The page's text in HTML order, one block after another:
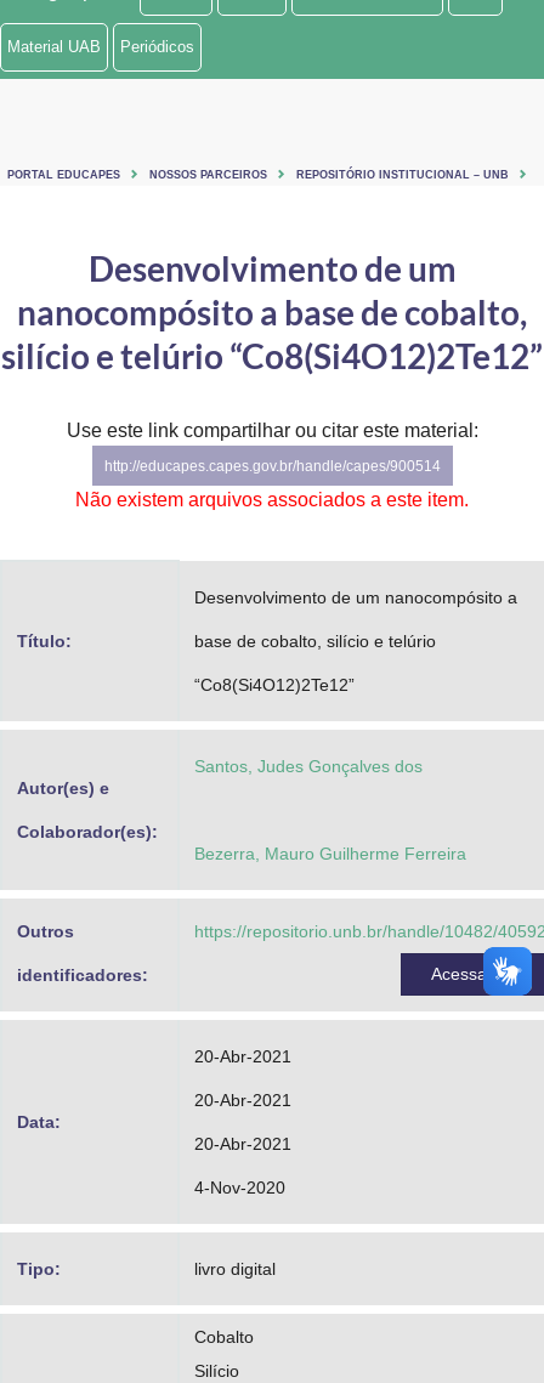
Ministério de Minas e Energia
Controladoria-Geral da União
Ministério da Mulher, da Família e dos Direitos Humanos
Secretaria de Governo
Gabinete de Segurança Institucional
Material UAB Periódicos
PORTAL EDUCAPES NOSSOS PARCEIROS REPOSITÓRIO INSTITUCIONAL – UNB
Desenvolvimento de um
nanocompósito a base de cobalto,
silício e telúrio “Co8(Si4O12)2Te12”
Use este link compartilhar ou citar este material:
http://educapes.capes.gov.br/handle/capes/900514
Não existem arquivos associados a este item.
Título:
Desenvolvimento de um nanocompósito a
base de cobalto, silício e telúrio
“Co8(Si4O12)2Te12”
Autor(es) e
Colaborador(es):
Santos, Judes Gonçalves dos
Bezerra, Mauro Guilherme Ferreira
Outros
identificadores:
https://repositorio.unb.br/handle/10482/
Acessar
Data:
20-Abr-2021
20-Abr-2021
20-Abr-2021
4-Nov-2020
Tipo: livro digital
Cobalto
Silício